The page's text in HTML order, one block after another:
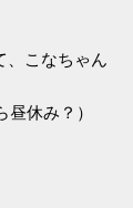
、こなちゃん
休み？）